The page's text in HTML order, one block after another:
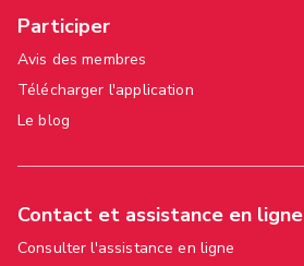
Participer
Avis des membres
Télécharger l'application
Le blog
Contact et assistance en ligne
Consulter l'assistance en ligne